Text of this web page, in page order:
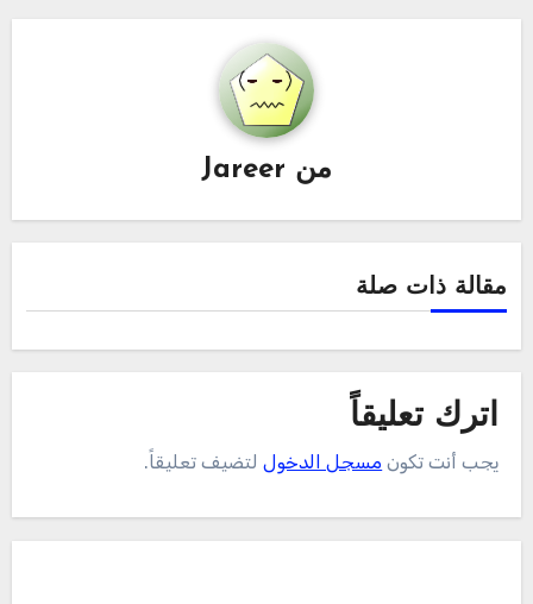
من Jareer
مقالة ذات صلة
اترك تعليقاً
يجب أنت تكون مسجل الدخوللتضيف تعليقاً.